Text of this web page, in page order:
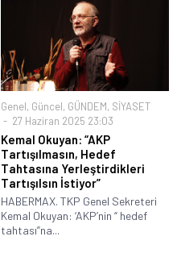
Genel, Güncel, GÜNDEM, SİYASET
27 Haziran 2025 23:03
Kemal Okuyan: “AKP
Tartışılmasın, Hedef
Tahtasına Yerleştirdikleri
Tartışılsın İstiyor”
HABERMAX. TKP Genel Sekreteri
Kemal Okuyan: ‘AKP’nin “ hedef
tahtası”na...